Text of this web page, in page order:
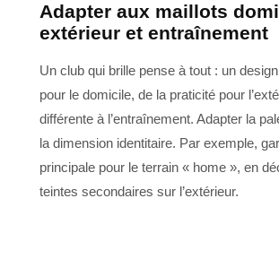
Adapter aux maillots
extérieur et entraînement
Un club qui brille pense à tout : un
pour le domicile, de la praticité pour
différente à l’entraînement. Adapter la
la dimension identitaire. Par exemple,
principale pour le terrain « home », en
teintes secondaires sur l’extérieur.